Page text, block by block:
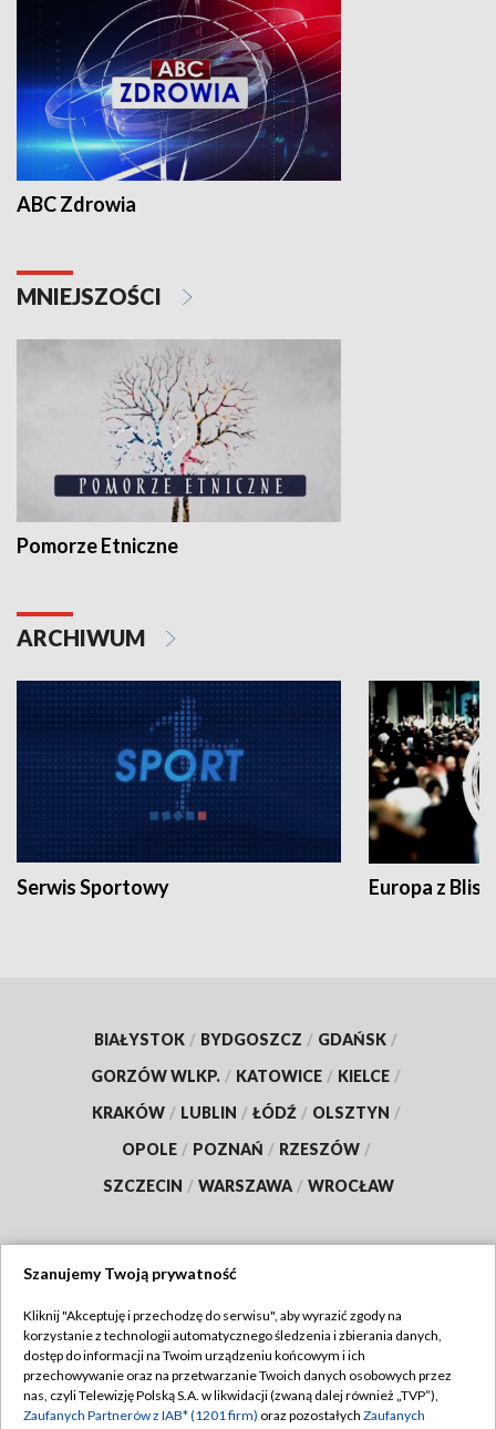
ABC Zdrowia
MNIEJSZOŚCI
Pomorze Etniczne
ARCHIWUM
Serwis Sportowy Europa z
BIAŁYSTOK / BYDGOSZCZ / GDAŃSK /
GORZÓW WLKP. / KATOWICE / KIELCE /
KRAKÓW / LUBLIN / ŁÓDŹ / OLSZTYN /
OPOLE / POZNAŃ / RZESZÓW /
SZCZECIN / WARSZAWA / WROCŁAW
TVP
Abonament TVP
Emisja w TVP
Regulamin TVP
Polityka prywatności
Szanujemy Twoją prywatność
Kliknij "Akceptuję i przechodzę do serwisu", aby wyrazić zgody na
korzystanie z technologii automatycznego śledzenia i zbierania danych,
dostęp do informacji na Twoim urządzeniu końcowym i ich
przechowywanie oraz na przetwarzanie Twoich danych osobowych przez
nas, czyli Telewizję Polską S.A. w likwidacji (zwaną dalej również „TVP”),
Zaufanych Partnerów z IAB* (1201 firm) oraz pozostałych Zaufanych